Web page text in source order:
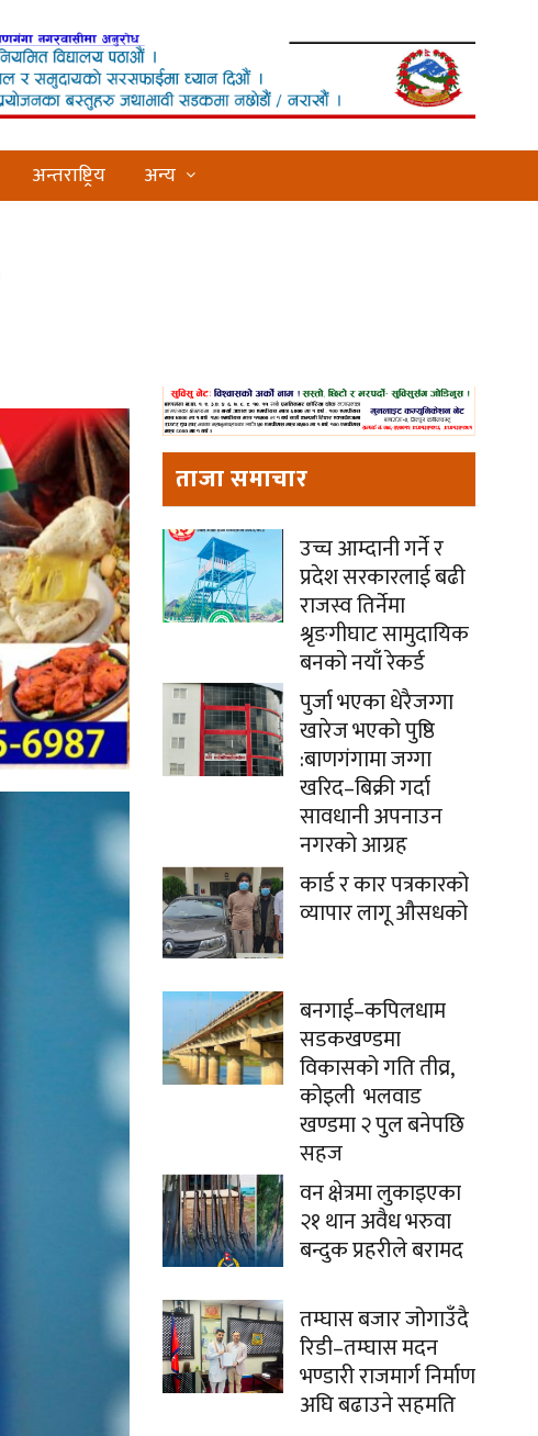
अन्तराष्ट्रिय अन्य
ताजा समाचार
उच्च आम्दानी गर्ने र
प्रदेश सरकारलाई बढी
राजस्व तिर्नेमा
श्रृङगीघाट सामुदायिक
बनको नयाँ रेकर्ड
पुर्जा भएका धेरैजग्गा
खारेज भएको पुष्ठि
:बाणगंगामा जग्गा
खरिद–बिक्री गर्दा
सावधानी अपनाउन
नगरको आग्रह
कार्ड र कार पत्रकारको
व्यापार लागू औसधको
बनगाई–कपिलधाम
सडकखण्डमा
विकासको गति तीव्र,
कोइली भलवाड
खण्डमा २ पुल बनेपछि
सहज
वन क्षेत्रमा लुकाइएका
२१ थान अवैध भरुवा
बन्दुक प्रहरीले बरामद
तम्घास बजार जोगाउँदै
रिडी–तम्घास मदन
भण्डारी राजमार्ग निर्माण
अघि बढाउने सहमति